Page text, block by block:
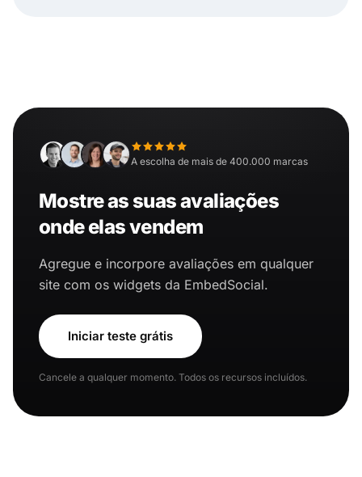
A escolha de mais de 400.000 marcas
Mostre as suas avaliações
onde elas vendem
Agregue e incorpore avaliações em qualquer
site com os widgets da EmbedSocial.
Iniciar teste grátis
Cancele a qualquer momento. Todos os recursos incluídos.